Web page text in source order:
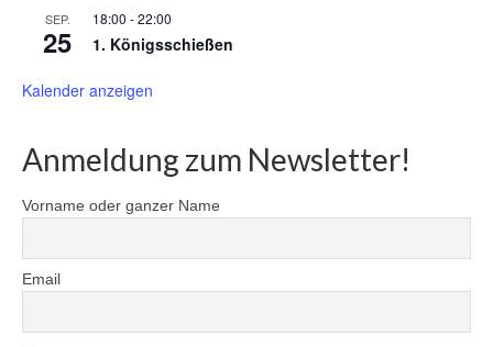
SEP.
25
18:00 -22:00
1. Königsschießen
Kalender anzeigen
Anmeldung zum Newsletter!
Vorname oder ganzer Name
Email